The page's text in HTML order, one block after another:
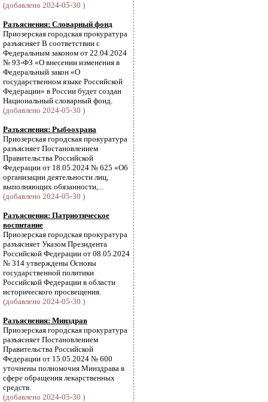
(добавлено 2024-05-30 )
Разъяснения: Словарный фонд
Приозерская городская прокуратура
разъясняет В соответствии с
Федеральным законом от 22.04.2024
№ 93-ФЗ «О внесении изменения в
Федеральный закон «О
государственном языке Российской
Федерации» в России будет создан
Национальный словарный фонд.
(добавлено 2024-05-30 )
Разъяснения: Рыбоохрана
Приозерская городская прокуратура
разъясняет Постановлением
Правительства Российской
Федерации от 18.05.2024 № 625 «Об
организации деятельности лиц,
выполняющих обязанности,...
(добавлено 2024-05-30 )
Разъяснения: Патриотическое
воспитание
Приозерская городская прокуратура
разъясняет Указом Президента
Российской Федерации от 08.05.2024
№ 314 утверждены Основы
государственной политики
Российской Федерации в области
исторического просвещения.
(добавлено 2024-05-30 )
Разъяснения: Минздрав
Приозерская городская прокуратура
разъясняет Постановлением
Правительства Российской
Федерации от 15.05.2024 № 600
уточнены полномочия Минздрава в
сфере обращения лекарственных
средств.
(добавлено 2024-05-30 )